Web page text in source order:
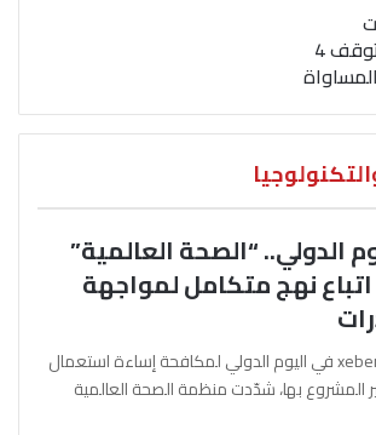
السياسية.. تركيا توقف 4
الدولي.. “الصحة العالمية”
نهج متكامل لمواجهة
آفرين علو ـ xeber24.net في اليوم الدولي لمكافحة إساءة استعمال
المشروع بها، شدّدت منظمة الصحة العالمية